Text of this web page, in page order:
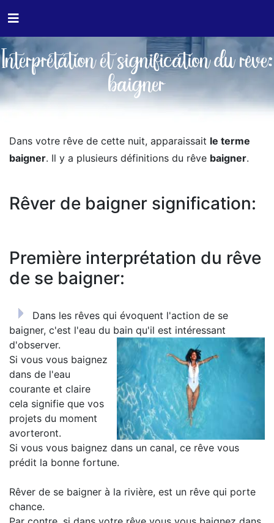
Interprétation et signification du rêve:
baigner
Dans votre rêve de cette nuit, apparaissait le terme
baigner. Il y a plusieurs définitions du rêve baigner.
Rêver de baigner signification:
Première interprétation du rêve
de se baigner:
Dans les rêves qui évoquent l'action de se
baigner, c'est l'eau du bain qu'il est intéressant
d'observer.
Si vous vous baignez
dans de l'eau
courante et claire
cela signifie que vos
projets du moment
avorteront.
Si vous vous baignez dans un canal, ce rêve vous
prédit la bonne fortune.
Rêver de se baigner à la rivière, est un rêve qui porte
chance.